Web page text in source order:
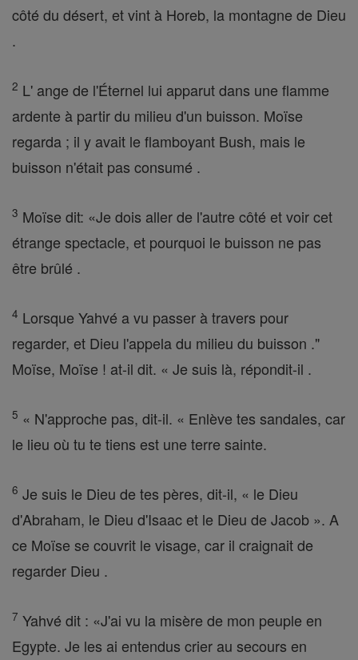
côté du désert, et vint à Horeb, la montagne de Dieu
.
2 L' ange de l'Éternel lui apparut dans une flamme
ardente à partir du milieu d'un buisson. Moïse
regarda ; il y avait le flamboyant Bush, mais le
buisson n'était pas consumé .
3 Moïse dit: «Je dois aller de l'autre côté et voir cet
étrange spectacle, et pourquoi le buisson ne pas
être brûlé .
4 Lorsque Yahvé a vu passer à travers pour
regarder, et Dieu l'appela du milieu du buisson ."
Moïse, Moïse ! at-il dit. « Je suis là, répondit-il .
5 « N'approche pas, dit-il. « Enlève tes sandales, car
le lieu où tu te tiens est une terre sainte.
6 Je suis le Dieu de tes pères, dit-il, « le Dieu
d'Abraham, le Dieu d'Isaac et le Dieu de Jacob ». A
ce Moïse se couvrit le visage, car il craignait de
regarder Dieu .
7 Yahvé dit : «J'ai vu la misère de mon peuple en
Egypte. Je les ai entendus crier au secours en